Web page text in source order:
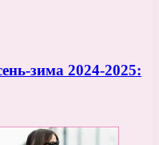
зима 2024-2025: